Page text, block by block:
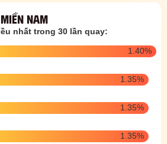
Miền Nam
nhất trong 30 lần quay:
1.40%
1.35%
1.35%
1.35%